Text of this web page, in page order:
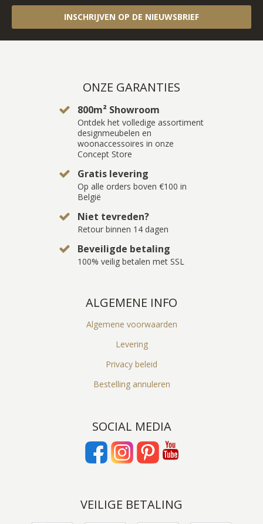
INSCHRIJVEN OP DE NIEUWSBRIEF
ONZE GARANTIES
800m² Showroom
Ontdek het volledige assortiment
designmeubelen en
woonaccessoires in onze
Concept Store
Gratis levering
Op alle orders boven €100 in
België
Niet tevreden?
Retour binnen 14 dagen
Beveiligde betaling
100% veilig betalen met SSL
ALGEMENE INFO
Algemene voorwaarden
Levering
Privacy beleid
Bestelling annuleren
SOCIAL MEDIA
VEILIGE BETALING